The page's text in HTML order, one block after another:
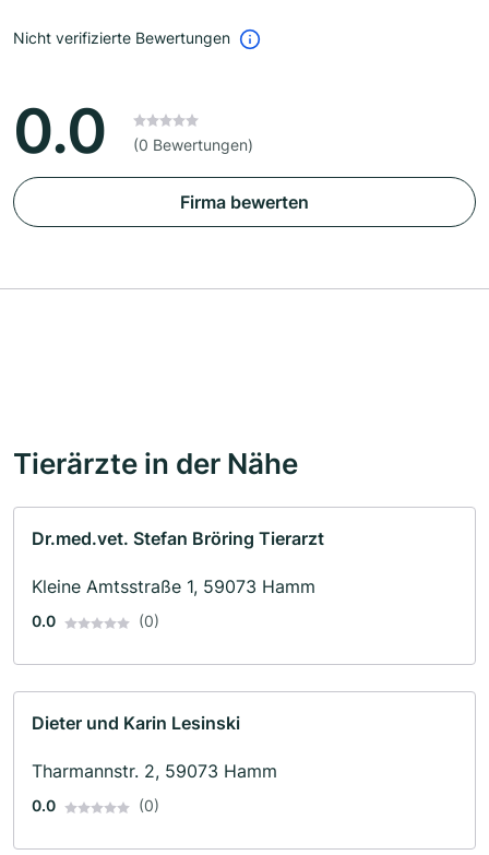
Nicht verifizierte Bewertungen
0.0 (0 Bewertungen)
Firma bewerten
Tierärzte in der Nähe
Dr.med.vet. Stefan Bröring Tierarzt
Kleine Amtsstraße 1, 59073 Hamm
0.0 (0)
Dieter und Karin Lesinski
Tharmannstr. 2, 59073 Hamm
0.0 (0)